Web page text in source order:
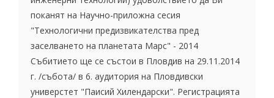
поканят на Научно-приложна сесия
"Технологични предизвикателства пред
заселването на планетата Марс" - 2014
Събитието ще се състои в Пловдив на 29.11.2014
г. /събота/ в 6. аудитория на Пловдивски
универстет "Паисий Хилендарски". Регистрацията